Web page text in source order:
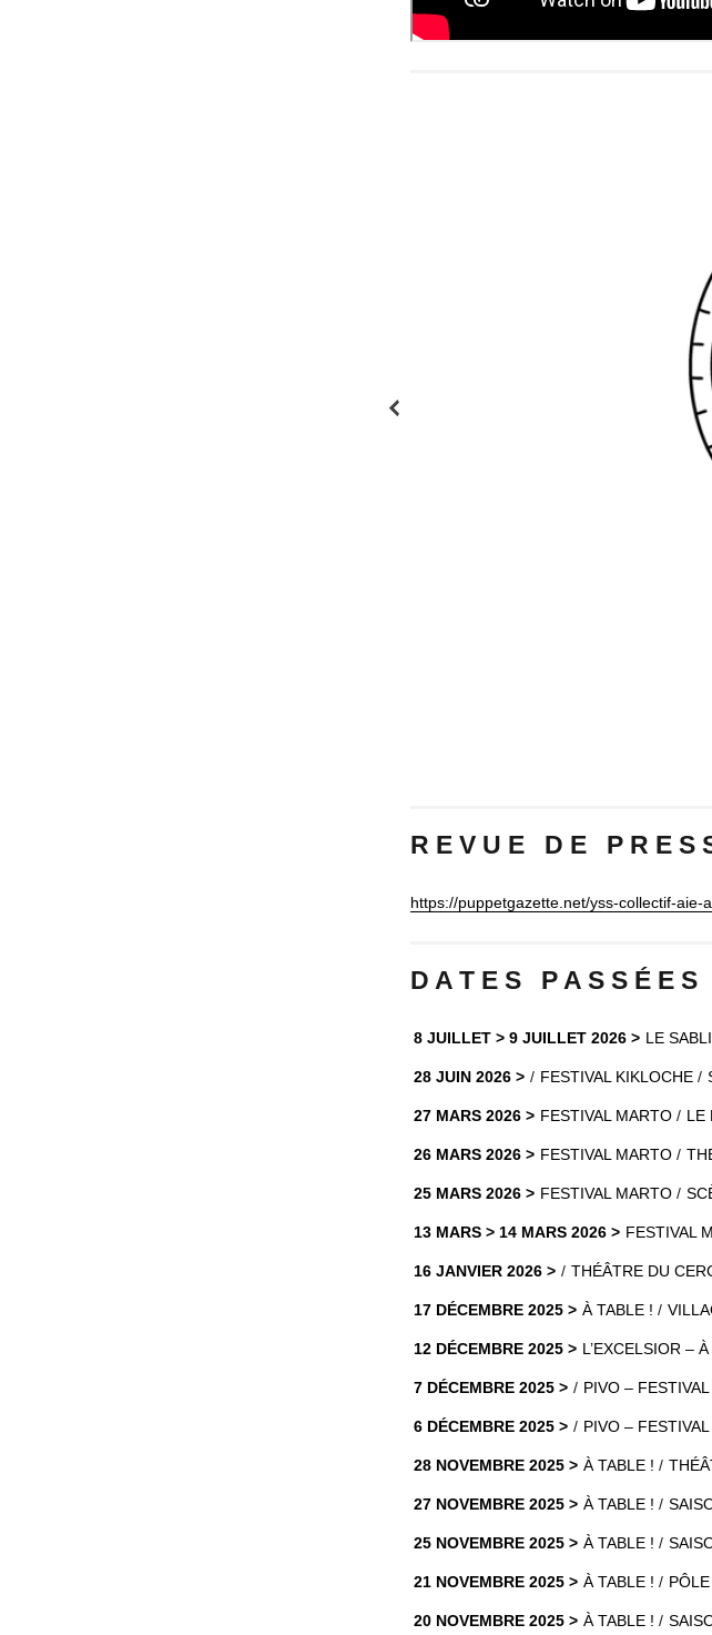
R E V U E D E P R E S
https://puppetgazette.net/yss-collectif-aie-
D A T E S P A S S É E S
8 JUILLET > 9 JUILLET 2026 LE
28 JUIN 2026 FESTIVAL KIKLOCHE
27 MARS 2026 FESTIVAL MARTO LE
26 MARS 2026 FESTIVAL MARTO
25 MARS 2026 FESTIVAL MARTO
13 MARS > 14 MARS 2026 FESTIVAL
16 JANVIER 2026 THÉÂTRE DU
17 DÉCEMBRE 2025 À TABLE !
12 DÉCEMBRE 2025 L’EXCELSIOR –
7 DÉCEMBRE 2025 PIVO –
6 DÉCEMBRE 2025 PIVO –
28 NOVEMBRE 2025 À TABLE !
27 NOVEMBRE 2025 À TABLE !
25 NOVEMBRE 2025 À TABLE !
21 NOVEMBRE 2025 À TABLE !
20 NOVEMBRE 2025 À TABLE !